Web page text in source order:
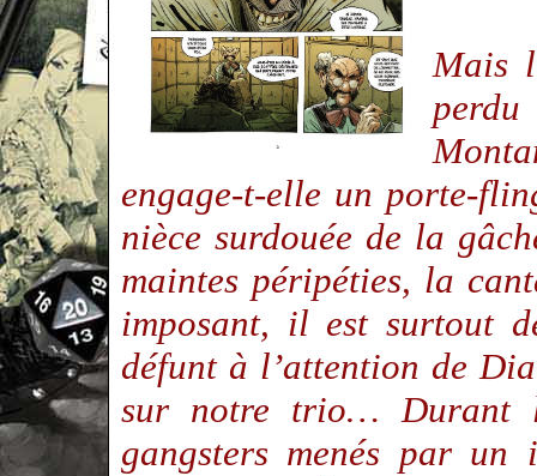
Mais
engage-t-elle un porte-
nièce surdouée de la
maintes péripéties, la
imposant, il est surtout
défunt à l’attention de
sur notre trio… Durant
gangsters menés par